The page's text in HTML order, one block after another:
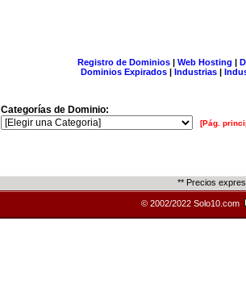
Registro de Dominios| Web Hosting |
Dominios Expirados | Industrias |
Categorías de Dominio:
[Pág.
** Precios
© 2002/2022 Solo10.com